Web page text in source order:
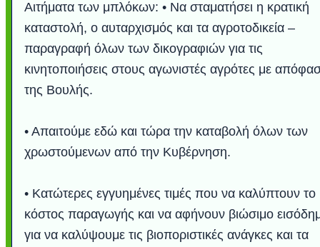
Αιτήματα των μπλόκων: • Να σταματήσει η κρατική
καταστολή, ο αυταρχισμός και τα αγροτοδικεία –
παραγραφή όλων των δικογραφιών για τις
κινητοποιήσεις στους αγωνιστές αγρότες με
της Βουλής.
• Απαιτούμε εδώ και τώρα την καταβολή όλων των
χρωστούμενων από την Κυβέρνηση.
• Κατώτερες εγγυημένες τιμές που να καλύπτουν το
κόστος παραγωγής και να αφήνουν βιώσιμο
για να καλύψουμε τις βιοποριστικές ανάγκες και τα
Ο αέρας του
τα μαλλιά
Ταξίδι στο
Διεθνής
Σταθμός: Ο
το παράθυρό
Μουσική από
Video:
καταιγίδα
Εντυπωσιακές
από
Abbey,
Ταϊτή
Υποθαλάσσιο
στην
Η νέα
Αθήνας από το
που κάνει το
Ο Κομήτης του
φωτίσει τη Γη
κι απ' το
Συγκινητικό
λεοπάρδαλη
μωρό
Alesund: Μια
Νορβηγία που
Η γάτα και το